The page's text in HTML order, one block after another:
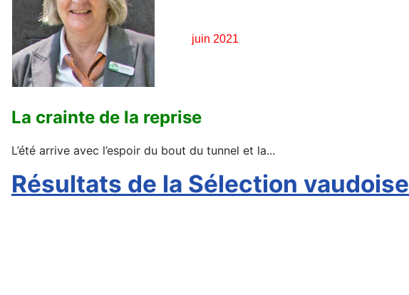
juin 2021
La crainte de la reprise
L’été arrive avec l’espoir du bout du tunnel et la...
Résultats de la Sélection